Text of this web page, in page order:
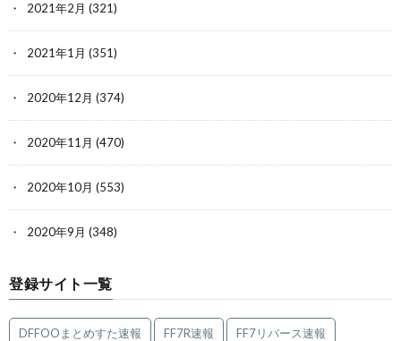
2021年2月 (321)
2021年1月 (351)
2020年12月 (374)
2020年11月 (470)
2020年10月 (553)
2020年9月 (348)
登録サイト一覧
DFFOOまとめすた速報 FF7R速報 FF7リバース速報